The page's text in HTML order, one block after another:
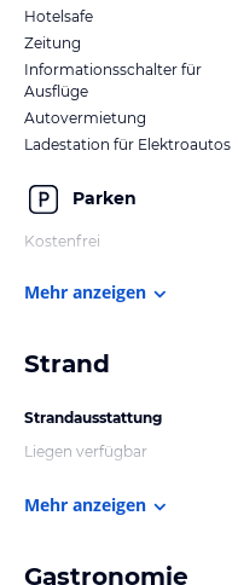
Hotelsafe
Zeitung
Informationsschalter für
Ausflüge
Autovermietung
Ladestation für Elektroautos
Parken
Kostenfrei
Mehr anzeigen
Strand
Strandausstattung
Liegen verfügbar
Mehr anzeigen
Gastronomie